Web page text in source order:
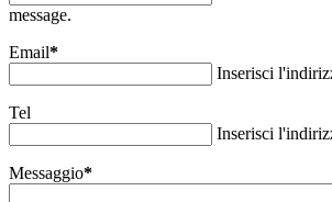
message.
Email*
Inserisci
Tel
Inserisci
Messaggio*